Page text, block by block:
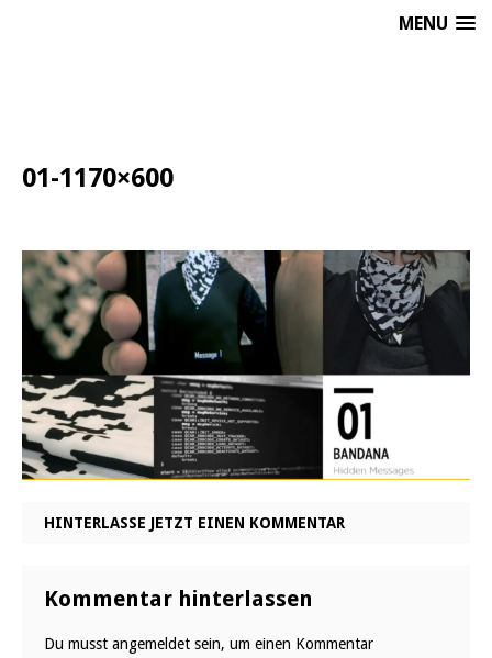
MENU
01-1170×600
HINTERLASSE JETZT EINEN KOMMENTAR
Kommentar hinterlassen
Du musst angemeldet sein, um einen Kommentar